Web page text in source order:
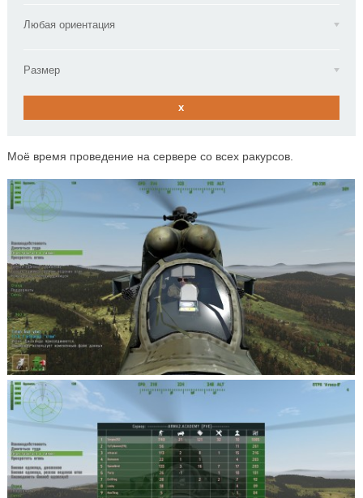
Любая ориентация
Размер
x
Моё время проведение на сервере со всех ракурсов.